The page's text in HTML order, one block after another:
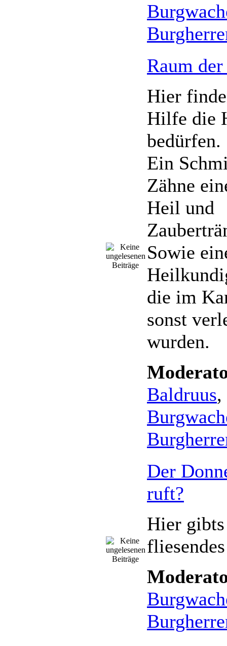
Raum
Hier
Hilfe die
bedürfen.
Ein
Zähne
Heil und
Sowie
die im
sonst
wurden.
Baldruus,
Der
ruft?
Hier